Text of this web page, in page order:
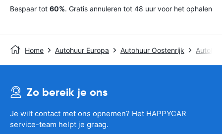
Bespaar tot 60%. Gratis annuleren tot 48 uur voor het ophalen
Home Autohuur Europa Autohuur Oostenrijk
Zo bereik je ons
Je wilt contact met ons opnemen? Het HAPPYCAR
service-team helpt je graag.